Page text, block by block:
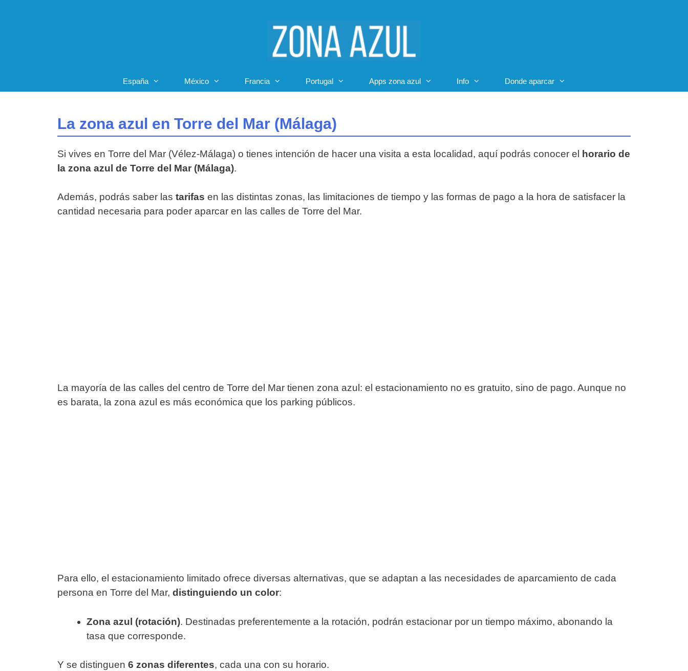
España México Francia Portugal Apps zona azul Info Donde aparcar
La zona azul en Torre del Mar (Málaga)
Si vives en Torre del Mar (Vélez-Málaga) o tienes intención de hacer una visita a esta localidad, aquí podrás conocer el horario de
la zona azul de Torre del Mar (Málaga).
Además, podrás saber las tarifas en las distintas zonas, las limitaciones de tiempo y las formas de pago a la hora de satisfacer la
cantidad necesaria para poder aparcar en las calles de Torre del Mar.
La mayoría de las calles del centro de Torre del Mar tienen zona azul: el estacionamiento no es gratuito, sino de pago. Aunque no
es barata, la zona azul es más económica que los parking públicos.
Para ello, el estacionamiento limitado ofrece diversas alternativas, que se adaptan a las necesidades de aparcamiento de cada
persona en Torre del Mar, distinguiendo un color:
Zona azul (rotación). Destinadas preferentemente a la rotación, podrán estacionar por un tiempo máximo, abonando la
tasa que corresponde.
Y se distinguen 6 zonas diferentes, cada una con su horario.